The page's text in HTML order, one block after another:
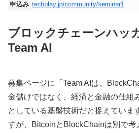
申込み techplay.jp/community/seminar1
ブロックチェーンハッ­
Team AI
募集ページに「Team AIは、
金儲けではなく、経済と金融の仕組
としている基盤技術だと捉えていま
すが、BitcoinとBlockChainは別で考